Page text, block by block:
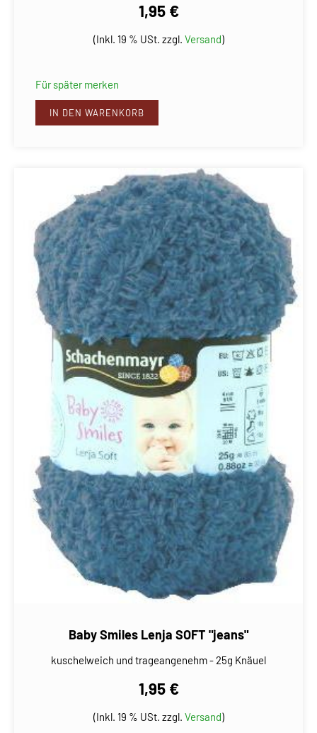
1,95 €
(Inkl. 19 % USt. zzgl. Versand)
Für später merken
IN DEN WARENKORB
Baby Smiles Lenja SOFT "jeans"
kuschelweich und trageangenehm - 25g Knäuel
1,95 €
(Inkl. 19 % USt. zzgl. Versand)